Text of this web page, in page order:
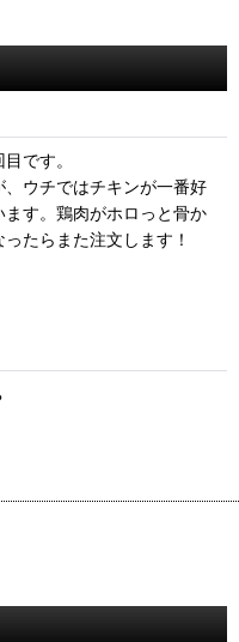
です。
ウチではチキンが一番好
す。鶏肉がホロっと骨か
たらまた注文します！